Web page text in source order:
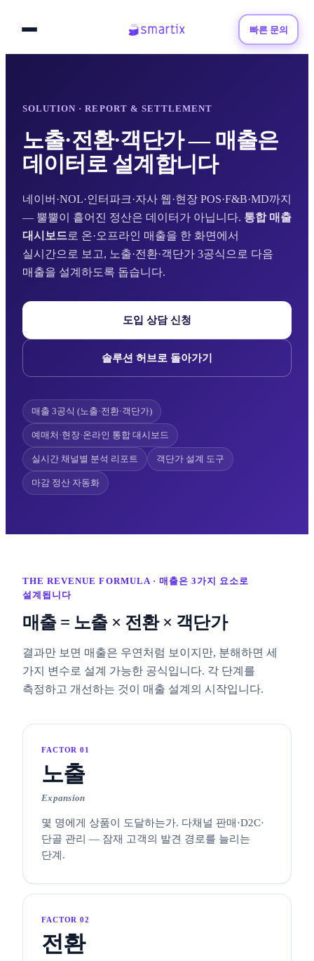
빠른 문의
SOLUTION · REPORT & SETTLEMENT
노출·전환·객단가 — 매출은
데이터로 설계합니다
네이버·NOL·인터파크·자사 웹·현장 POS·F&B·MD까지
— 뿔뿔이 흩어진 정산은 데이터가 아닙니다. 통합 매출
대시보드로 온·오프라인 매출을 한 화면에서
실시간으로 보고, 노출·전환·객단가 3공식으로 다음
매출을 설계하도록 돕습니다.
도입 상담 신청
솔루션 허브로 돌아가기
매출 3공식 (노출·전환·객단가)
예매처·현장·온라인 통합 대시보드
실시간 채널별 분석 리포트 객단가 설계 도구
마감 정산 자동화
THE REVENUE FORMULA · 매출은 3가지 요소로
설계됩니다
매출 = 노출 × 전환 × 객단가
결과만 보면 매출은 우연처럼 보이지만, 분해하면 세
가지 변수로 설계 가능한 공식입니다. 각 단계를
측정하고 개선하는 것이 매출 설계의 시작입니다.
FACTOR 01
노출
Expansion
몇 명에게 상품이 도달하는가. 다채널 판매·D2C·
단골 관리 — 잠재 고객의 발견 경로를 늘리는
단계.
FACTOR 02
전환